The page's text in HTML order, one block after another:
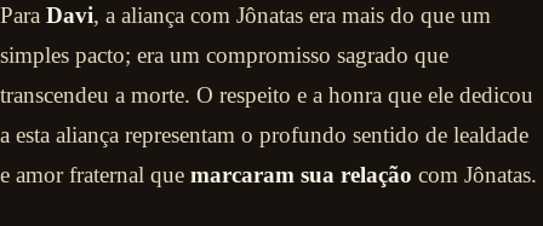
Para Davi, a aliança com Jônatas era mais do que um
simples pacto; era um compromisso sagrado que
transcendeu a morte. O respeito e a honra que ele dedicou
a esta aliança representam o profundo sentido de lealdade
e amor fraternal que marcaram sua relação com Jônatas.